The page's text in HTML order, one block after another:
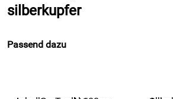
silberkupfer
Passend dazu